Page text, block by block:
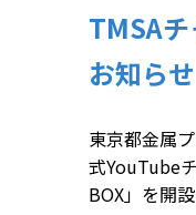
TMSA
お知らせ
東京都金属
式YouTube
BOX」を開